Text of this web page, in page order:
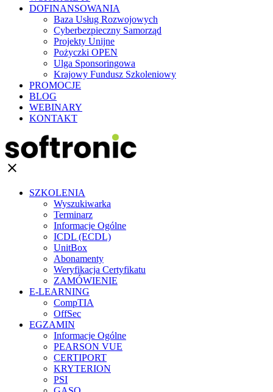
DOFINANSOWANIA
Baza Usług Rozwojowych
Cyberbezpieczny Samorząd
Projekty Unijne
Pożyczki OPEN
Ulga Sponsoringowa
Krajowy Fundusz Szkoleniowy
PROMOCJE
BLOG
WEBINARY
KONTAKT
clear
SZKOLENIA
Wyszukiwarka
Terminarz
Informacje Ogólne
ICDL (ECDL)
UnitBox
Abonamenty
Weryfikacja Certyfikatu
ZAMÓWIENIE
E-LEARNING
CompTIA
OffSec
EGZAMIN
Informacje Ogólne
PEARSON VUE
CERTIPORT
KRYTERION
PSI